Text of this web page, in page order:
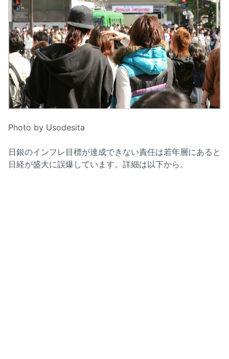
Photo by Usodesita
日銀のインフレ目標が達成できない責任は若年層にあると
日経が盛大に誤爆しています。詳細は以下から。